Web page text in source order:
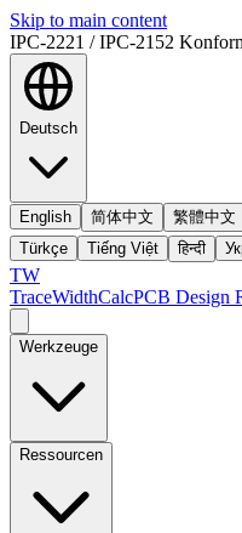
Skip to main content
IPC-2221 / IPC-2152
Deutsch
English 简体中文 繁體中文
Türkçe
Tiếng Việt हिन्दी
TW
TraceWidthCalcPCB Design
Werkzeuge
Ressourcen